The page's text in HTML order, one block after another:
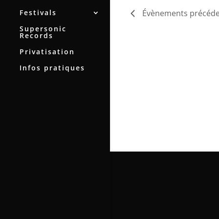
Festivals
Supersonic
Records
Privatisation
Infos pratiques
Évènements